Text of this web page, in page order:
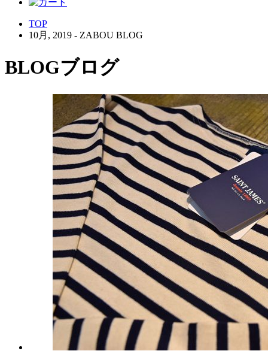
TOP
10月, 2019 - ZABOU BLOG
BLOGブログ